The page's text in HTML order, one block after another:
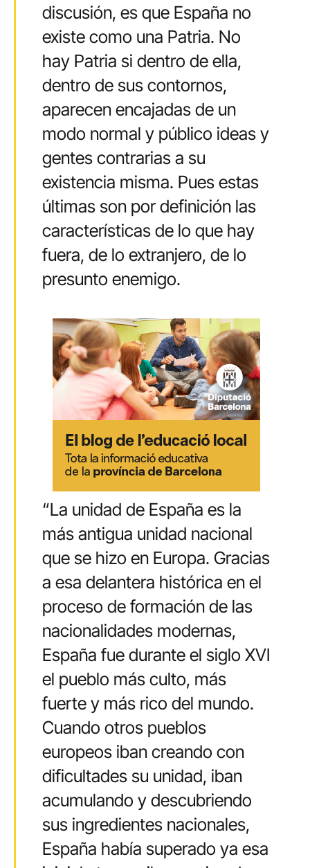
discusión, es que España no
existe como una Patria. No
hay Patria si dentro de ella,
dentro de sus contornos,
aparecen encajadas de un
modo normal y público ideas y
gentes contrarias a su
existencia misma. Pues estas
últimas son por definición las
características de lo que hay
fuera, de lo extranjero, de lo
presunto enemigo.
“La unidad de España es la
más antigua unidad nacional
que se hizo en Europa. Gracias
a esa delantera histórica en el
proceso de formación de las
nacionalidades modernas,
España fue durante el siglo XVI
el pueblo más culto, más
fuerte y más rico del mundo.
Cuando otros pueblos
europeos iban creando con
dificultades su unidad, iban
acumulando y descubriendo
sus ingredientes nacionales,
España había superado ya esa